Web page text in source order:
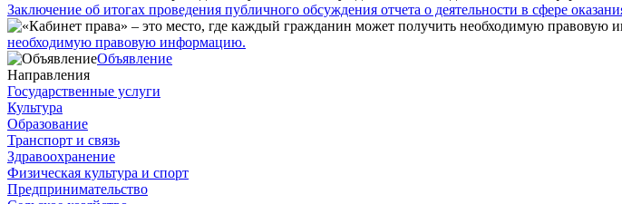
Заключение об итогах проведения публичного обсуждения отчета о деятельности в сфере
необходимую правовую информацию.
Объявление
Направления
Государственные услуги
Культура
Образование
Транспорт и связь
Здравоохранение
Физическая культура и спорт
Предпринимательство